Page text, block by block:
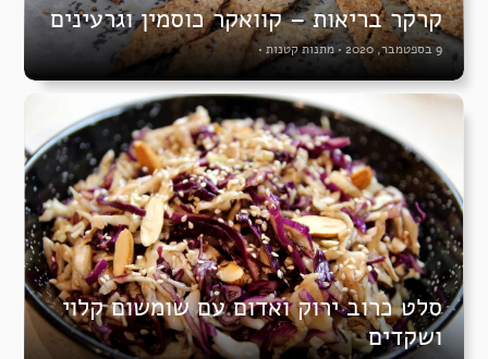
קרקר בריאות – קוואקר כוסמין וגרעינים
9 בספטמבר, 2020 •מתנות קטנות •
סלט כרוב ירוק ואדום עם שומשום קלוי
ושקדים